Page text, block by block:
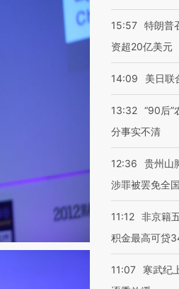
15:57 特朗普
资超20亿美元
14:09 美日联
13:32 “90后”
分事实不清
12:36
贵州山
涉罪被罢免全
11:12 非京籍
积金最高可贷
11:07
寒武纪